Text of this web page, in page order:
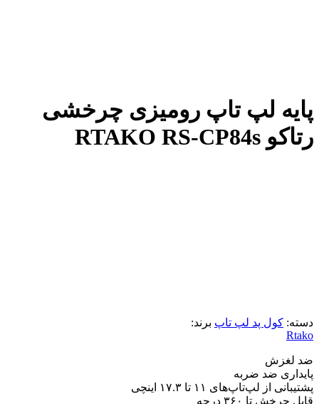
پایه لپ تاپ رومیزی چرخشی
رتاکو RTAKO RS-CP84s
دسته: کول پد لپ تاپ برند:
Rtako
ضد لغزش
پایداری ضد ضربه
پشتیبانی از لپ‌تاپ‌های ۱۱ تا ۱۷.۳ اینچی
قابل چرخش تا ۳۶۰ درجه